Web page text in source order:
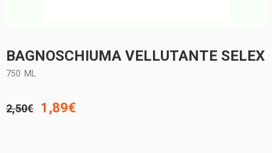
BAGNOSCHIUMA VELLUTANTE SELEX
750 ML
2,50€
Il
1,89€